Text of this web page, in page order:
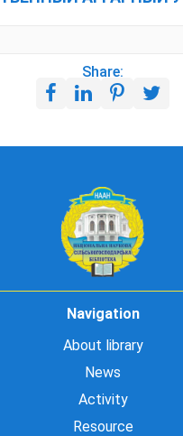
Share:
Navigation
About library
News
Activity
Resource